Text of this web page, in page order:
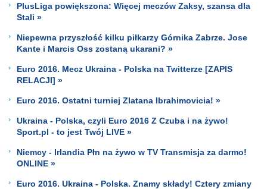
PlusLiga powiększona: Więcej meczów Zaksy, szansa dla
Stali »
Niepewna przyszłość kilku piłkarzy Górnika Zabrze. Jose
Kante i Marcis Oss zostaną ukarani? »
Euro 2016. Mecz Ukraina - Polska na Twitterze [ZAPIS
RELACJI] »
Euro 2016. Ostatni turniej Zlatana Ibrahimovicia! »
Ukraina - Polska, czyli Euro 2016 Z Czuba i na żywo!
Sport.pl - to jest Twój LIVE »
Niemcy - Irlandia Płn na żywo w TV Transmisja za darmo!
ONLINE »
Euro 2016. Ukraina - Polska. Znamy składy! Cztery zmiany